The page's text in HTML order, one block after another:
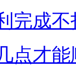
完成不
点才